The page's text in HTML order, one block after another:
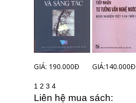
GIÁ: 190.000Đ GIÁ:140.000Đ
1 2 3 4
Liên hệ mua sách: